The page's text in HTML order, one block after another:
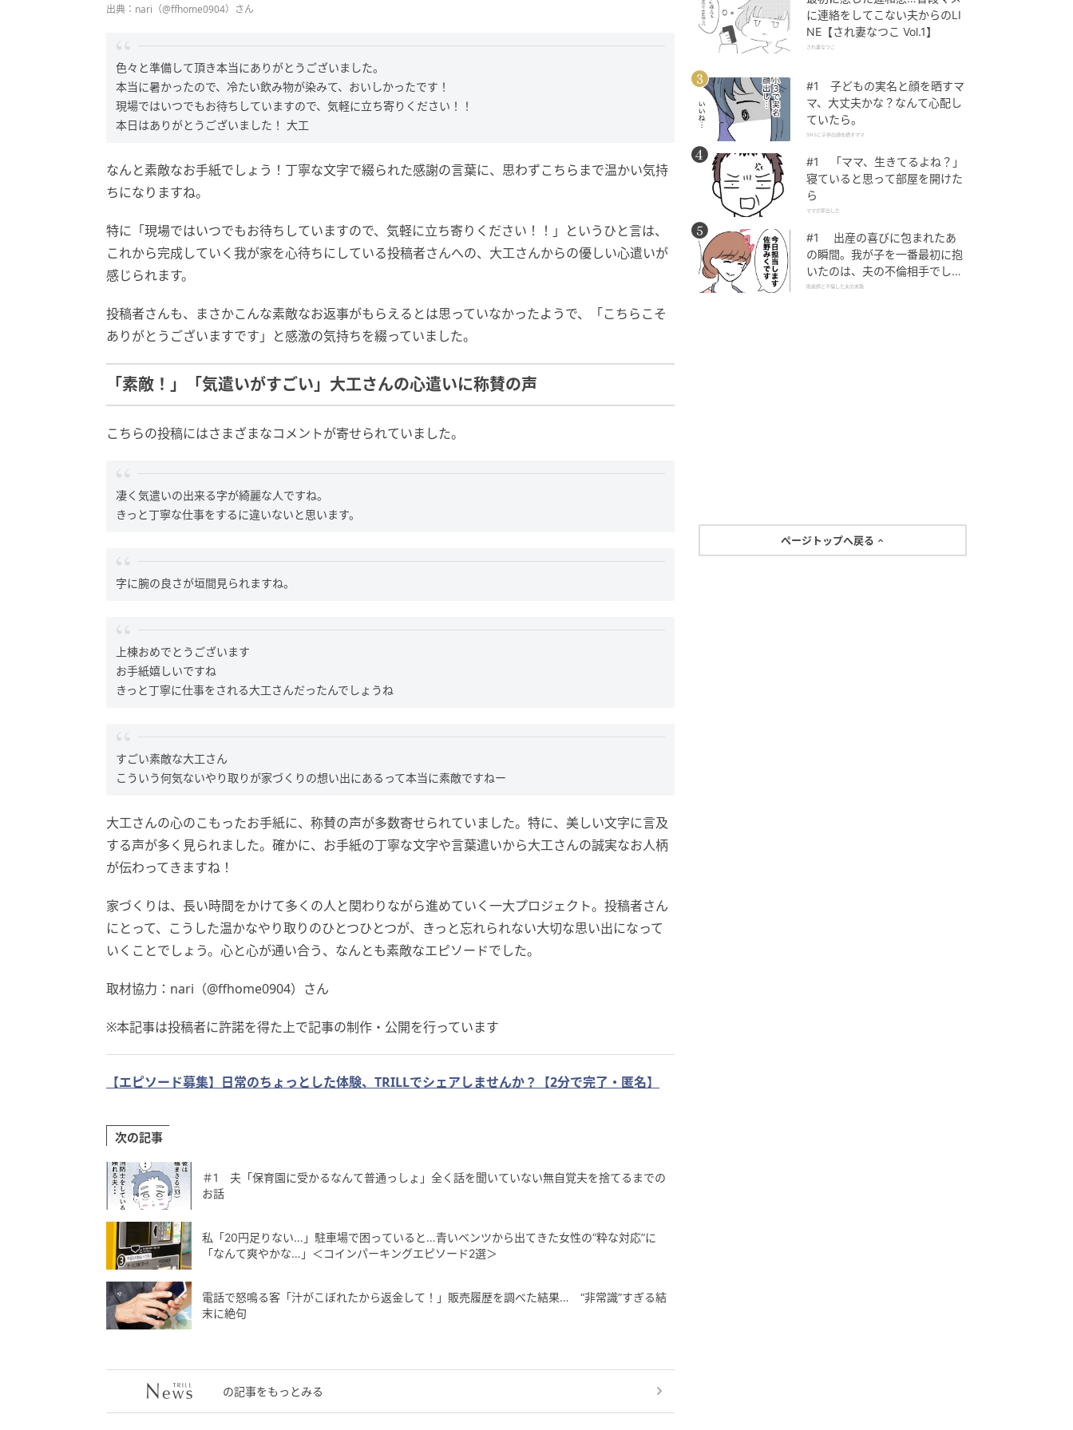
出典：nari（@ffhome0904）さん
色々と準備して頂き本当にありがとうございました。
本当に暑かったので、冷たい飲み物が染みて、おいしかったです！
現場ではいつでもお待ちしていますので、気軽に立ち寄りください！！
本日はありがとうございました！ 大工
なんと素敵なお手紙でしょう！丁寧な文字で綴られた感謝の言葉に、思わずこちらまで温かい気持
ちになりますね。
特に「現場ではいつでもお待ちしていますので、気軽に立ち寄りください！！」というひと言は、
これから完成していく我が家を心待ちにしている投稿者さんへの、大工さんからの優しい心遣いが
感じられます。
投稿者さんも、まさかこんな素敵なお返事がもらえるとは思っていなかったようで、「こちらこそ
ありがとうございますです」と感激の気持ちを綴っていました。
「素敵！」「気遣いがすごい」大工さんの心遣いに称賛の声
こちらの投稿にはさまざまなコメントが寄せられていました。
凄く気遣いの出来る字が綺麗な人ですね。
きっと丁寧な仕事をするに違いないと思います。
字に腕の良さが垣間見られますね。
上棟おめでとうございます
お手紙嬉しいですね
きっと丁寧に仕事をされる大工さんだったんでしょうね
すごい素敵な大工さん
こういう何気ないやり取りが家づくりの想い出にあるって本当に素敵ですねー
大工さんの心のこもったお手紙に、称賛の声が多数寄せられていました。特に、美しい文字に言及
する声が多く見られました。確かに、お手紙の丁寧な文字や言葉遣いから大工さんの誠実なお人柄
が伝わってきますね！
家づくりは、長い時間をかけて多くの人と関わりながら進めていく一大プロジェクト。投稿者さん
にとって、こうした温かなやり取りのひとつひとつが、きっと忘れられない大切な思い出になって
いくことでしょう。心と心が通い合う、なんとも素敵なエピソードでした。
取材協力：nari（@ffhome0904）さん
※本記事は投稿者に許諾を得た上で記事の制作・公開を行っています
【エピソード募集】日常のちょっとした体験、TRILLでシェアしませんか？【2分で完了・匿名】
次の記事
＃1 夫「保育園に受かるなんて普通っしょ」全く話を聞いていない無自覚夫を捨てるまでの
お話
私「20円足りない…」駐車場で困っていると…青いベンツから出てきた女性の“粋な対応”に
「なんて爽やかな…」＜コインパーキングエピソード2選＞
電話で怒鳴る客「汁がこぼれたから返金して！」販売履歴を調べた結果… “非常識”すぎる結
末に絶句
の記事をもっとみる
に連絡をしてこない夫からのLI
NE【され妻なつこ Vol.1】
され妻なつこ
#1 子どもの実名と顔を晒すマ
マ、大丈夫かな？なんて心配し
ていたら。
SNSに子供の顔を晒すママ
#1 「ママ、生きてるよね？」
寝ていると思って部屋を開けた
ら
ママが家出した
#1 出産の喜びに包まれたあ
の瞬間。我が子を一番最初に抱
いたのは、夫の不倫相手でし
た。
助産師と不倫した夫の末路
ページトップへ戻る